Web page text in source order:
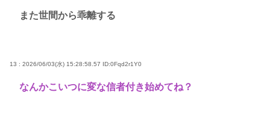
また世間から乖離する
13 : 2026/06/03(水) 15:28:58.57 ID:0Fqd2r1Y0
なんかこいつに変な信者付き始めてね？